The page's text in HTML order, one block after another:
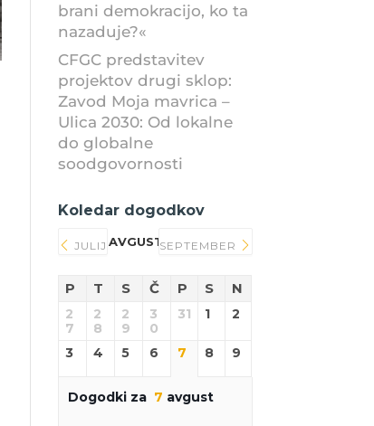
brani demokracijo, ko ta
nazaduje?«
CFGC predstavitev
projektov drugi sklop:
Zavod Moja mavrica –
Ulica 2030: Od lokalne
do globalne
soodgovornosti
Koledar dogodkov
JULIJ AVGUST 2026
SEPTEMBER
P T S Č P S N
2
7
2
8
2
9
3
0
31 1 2
3 4 5 6 7 8 9
Dogodki za 7 avgust